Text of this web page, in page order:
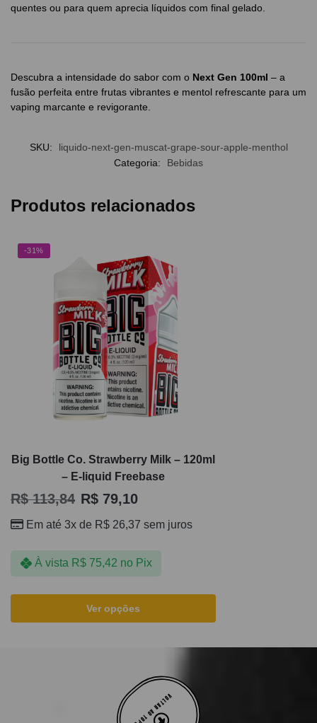
quentes ou para quem aprecia líquidos com final gelado.
Descubra a intensidade do sabor com o Next Gen 100ml – a
fusão perfeita entre frutas vibrantes e mentol refrescante para um
vaping marcante e revigorante.
SKU:
liquido-next-gen-muscat-grape-sour-apple-menthol
Categoria:
Bebidas
Produtos relacionados
-31%
Big Bottle Co. Strawberry Milk – 120ml
– E-liquid Freebase
R$113,84 R$ 79,10
Em até 3x de R$ 26,37 sem juros
À vista R$75,42 no Pix
Ver opções
VOLTAR AO TOPO